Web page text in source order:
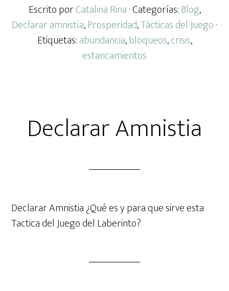
Escrito porCatalina Rina· Categorías: Blog,
Declarar amnistía,Prosperidad,Tácticas del Juego·
Etiquetas:abundancia,bloqueos,crisis,
estancamientos
Declarar Amnistia
Declarar Amnistia ¿Qué es y para que sirve esta
Tactica del Juego del Laberinto?